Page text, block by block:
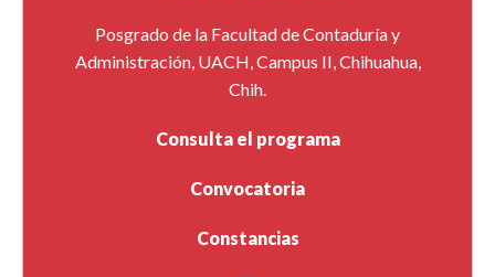
Posgrado de la Facultad de Contaduría y
Administración, UACH, Campus II, Chihuahua,
Chih.
Consulta el programa
Convocatoria
Constancias